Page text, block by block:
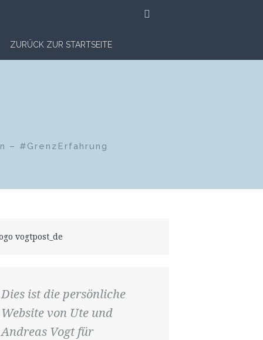
ZURÜCK ZUR STARTSEITE
– #GrenzErfahrung
Dies ist die persönliche
Website von Ute und
Andreas Vogt für